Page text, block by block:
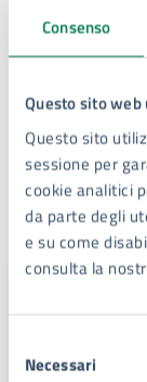
Consenso
Questo sito
Questo sito
sessione per
cookie analitici
da parte degli
e su come
consulta la
delNecessari
Per
informazioni
Contatti